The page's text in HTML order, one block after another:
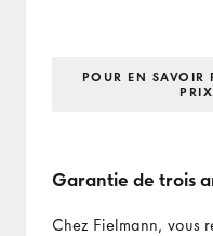
POUR EN SAVOIR
Garantie de trois
Chez Fielmann, vous